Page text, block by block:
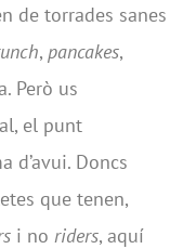
de torrades sanes
, pancakes,
Però us
el punt
d’avui. Doncs
que tenen,
i no riders, aquí